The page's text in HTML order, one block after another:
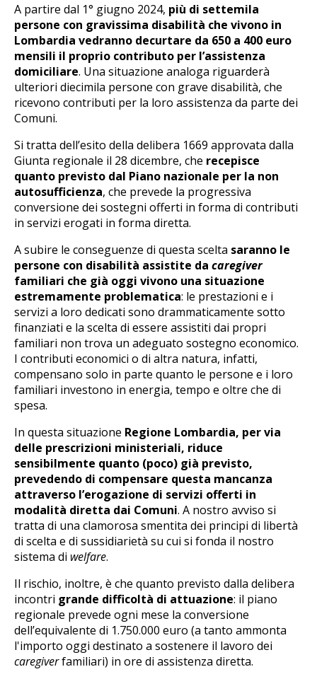
A partire dal 1° giugno 2024, più di settemila
persone con gravissima disabilità che vivono in
Lombardia vedranno decurtare da 650 a 400 euro
mensili il proprio contributo per l’assistenza
domiciliare. Una situazione analoga riguarderà
ulteriori diecimila persone con grave disabilità, che
ricevono contributi per la loro assistenza da parte dei
Comuni.
Si tratta dell’esito della delibera 1669 approvata dalla
Giunta regionale il 28 dicembre, che recepisce
quanto previsto dal Piano nazionale per la non
autosufficienza, che prevede la progressiva
conversione dei sostegni offerti in forma di contributi
in servizi erogati in forma diretta.
A subire le conseguenze di questa scelta saranno le
persone con disabilità assistite da caregiver
familiari che già oggi vivono una situazione
estremamente problematica: le prestazioni e i
servizi a loro dedicati sono drammaticamente sotto
finanziati e la scelta di essere assistiti dai propri
familiari non trova un adeguato sostegno economico.
I contributi economici o di altra natura, infatti,
compensano solo in parte quanto le persone e i loro
familiari investono in energia, tempo e oltre che di
spesa.
In questa situazione Regione Lombardia, per via
delle prescrizioni ministeriali, riduce
sensibilmente quanto (poco) già previsto,
prevedendo di compensare questa mancanza
attraverso l’erogazione di servizi offerti in
modalità diretta dai Comuni. A nostro avviso si
tratta di una clamorosa smentita dei principi di libertà
di scelta e di sussidiarietà su cui si fonda il nostro
sistema di welfare.
Il rischio, inoltre, è che quanto previsto dalla delibera
incontri grande difficoltà di attuazione: il piano
regionale prevede ogni mese la conversione
dell’equivalente di 1.750.000 euro (a tanto ammonta
l'importo oggi destinato a sostenere il lavoro dei
caregiverfamiliari) in ore di assistenza diretta.